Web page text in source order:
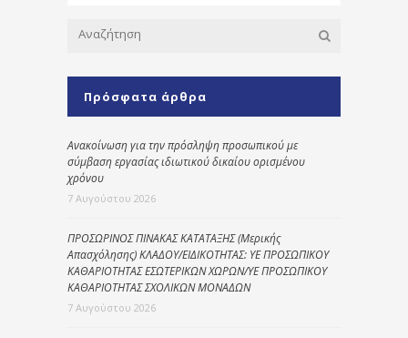
Πρόσφατα άρθρα
Ανακοίνωση για την πρόσληψη προσωπικού με
σύμβαση εργασίας ιδιωτικού δικαίου ορισμένου
χρόνου
7 Αυγούστου 2026
ΠΡΟΣΩΡΙΝΟΣ ΠΙΝΑΚΑΣ ΚΑΤΑΤΑΞΗΣ (Μερικής
Απασχόλησης) ΚΛΑΔΟΥ/ΕΙΔΙΚΟΤΗΤΑΣ: ΥΕ ΠΡΟΣΩΠΙΚΟΥ
ΚΑΘΑΡΙΟΤΗΤΑΣ ΕΣΩΤΕΡΙΚΩΝ ΧΩΡΩΝ/ΥΕ ΠΡΟΣΩΠΙΚΟΥ
ΚΑΘΑΡΙΟΤΗΤΑΣ ΣΧΟΛΙΚΩΝ ΜΟΝΑΔΩΝ
7 Αυγούστου 2026